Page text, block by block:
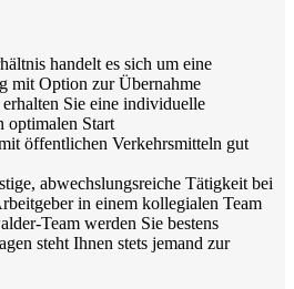
handelt es sich um eine
mit Option zur Übernahme
Sie eine individuelle
optimalen Start
öffentlichen Verkehrsmitteln gut
abwechslungsreiche Tätigkeit bei
in einem kollegialen Team
Team werden Sie bestens
steht Ihnen stets jemand zur